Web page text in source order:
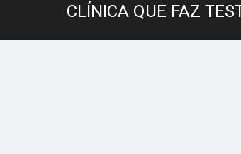
CLÍNICA QUE FAZ